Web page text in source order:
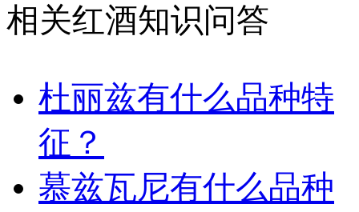
相关红酒知识问答
杜丽兹有什么品种特
征？
慕兹瓦尼有什么品种